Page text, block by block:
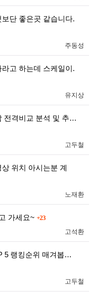
단 좋은곳 같습니다.
주동성
고 하는데 스케일이.
유지상
전격비교 분석 및 추…
고두철
위치 아시는분 계
노재환
가세요~ +23
고석환
5 랭킹순위 매겨봅…
고두철